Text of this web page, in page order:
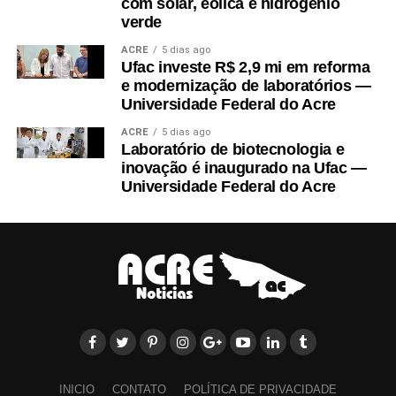
Em Sena Madureira, também participaram a coordenadora do
representante do CA Josué de Castro, Érica de Paiva; o
o prefeito Gerlen Diniz (PP); e a secretária adjunta de Educação
Municipal, Alciléia Maia.
com solar, eólica e hidrogênio
verde
ACRE 5 dias ago
Ufac investe R$ 2,9 mi em reforma
e modernização de laboratórios —
Universidade Federal do Acre
ACRE 5 dias ago
Laboratório de biotecnologia e
inovação é inaugurado na Ufac —
Universidade Federal do Acre
INICIO CONTATO POLÍTICA DE PRIVACIDADE